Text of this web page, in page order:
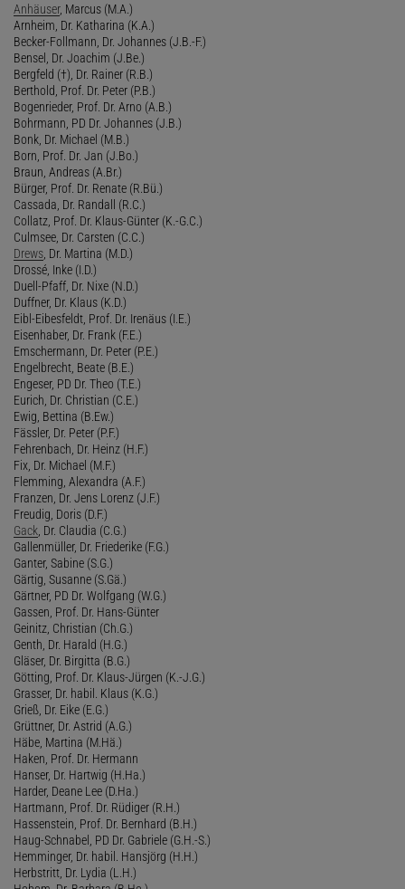
Anhäuser, Marcus (M.A.)
Arnheim, Dr. Katharina (K.A.)
Becker-Follmann, Dr. Johannes (J.B.-F.)
Bensel, Dr. Joachim (J.Be.)
Bergfeld (†), Dr. Rainer (R.B.)
Berthold, Prof. Dr. Peter (P.B.)
Bogenrieder, Prof. Dr. Arno (A.B.)
Bohrmann, PD Dr. Johannes (J.B.)
Bonk, Dr. Michael (M.B.)
Born, Prof. Dr. Jan (J.Bo.)
Braun, Andreas (A.Br.)
Bürger, Prof. Dr. Renate (R.Bü.)
Cassada, Dr. Randall (R.C.)
Collatz, Prof. Dr. Klaus-Günter (K.-G.C.)
Culmsee, Dr. Carsten (C.C.)
Drews , Dr. Martina (M.D.)
Drossé, Inke (I.D.)
Duell-Pfaff, Dr. Nixe (N.D.)
Duffner, Dr. Klaus (K.D.)
Eibl-Eibesfeldt, Prof. Dr. Irenäus (I.E.)
Eisenhaber, Dr. Frank (F.E.)
Emschermann, Dr. Peter (P.E.)
Engelbrecht, Beate (B.E.)
Engeser, PD Dr. Theo (T.E.)
Eurich, Dr. Christian (C.E.)
Ewig, Bettina (B.Ew.)
Fässler, Dr. Peter (P.F.)
Fehrenbach, Dr. Heinz (H.F.)
Fix, Dr. Michael (M.F.)
Flemming, Alexandra (A.F.)
Franzen, Dr. Jens Lorenz (J.F.)
Freudig, Doris (D.F.)
Gack , Dr. Claudia (C.G.)
Gallenmüller, Dr. Friederike (F.G.)
Ganter, Sabine (S.G.)
Gärtig, Susanne (S.Gä.)
Gärtner, PD Dr. Wolfgang (W.G.)
Gassen, Prof. Dr. Hans-Günter
Geinitz, Christian (Ch.G.)
Genth, Dr. Harald (H.G.)
Gläser, Dr. Birgitta (B.G.)
Götting, Prof. Dr. Klaus-Jürgen (K.-J.G.)
Grasser, Dr. habil. Klaus (K.G.)
Grieß, Dr. Eike (E.G.)
Grüttner, Dr. Astrid (A.G.)
Häbe, Martina (M.Hä.)
Haken, Prof. Dr. Hermann
Hanser, Dr. Hartwig (H.Ha.)
Harder, Deane Lee (D.Ha.)
Hartmann, Prof. Dr. Rüdiger (R.H.)
Hassenstein, Prof. Dr. Bernhard (B.H.)
Haug-Schnabel, PD Dr. Gabriele (G.H.-S.)
Hemminger, Dr. habil. Hansjörg (H.H.)
Herbstritt, Dr. Lydia (L.H.)